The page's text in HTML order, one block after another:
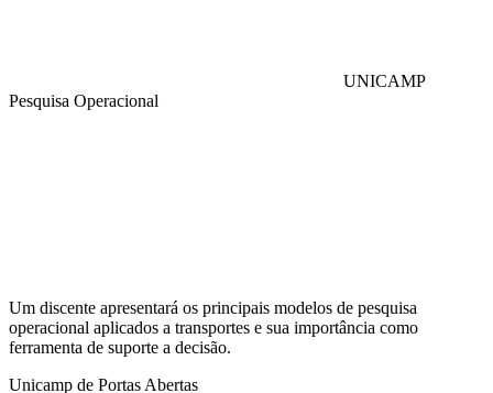
UNICAMP
Pesquisa Operacional
Um discente apresentará os principais modelos de pesquisa
operacional aplicados a transportes e sua importância como
ferramenta de suporte a decisão.
Unicamp de Portas Abertas